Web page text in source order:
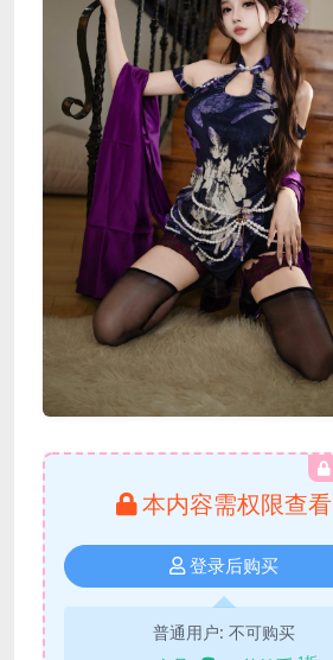
本内容需权限查看
登录后购买
普通用户: 不可购买